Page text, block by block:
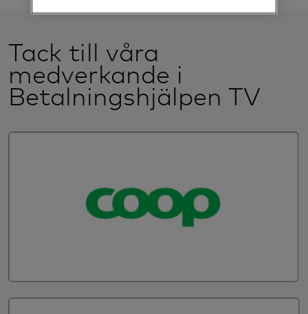
Tack till våra
medverkande i
Betalningshjälpen TV